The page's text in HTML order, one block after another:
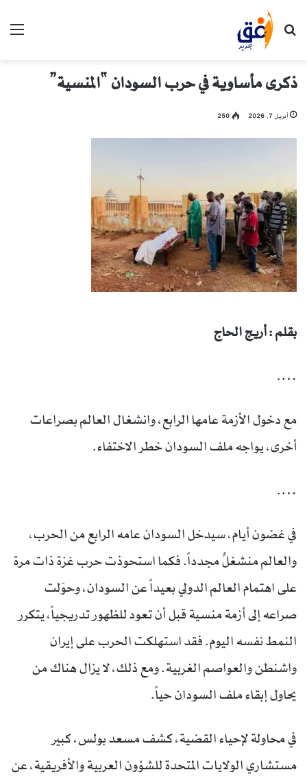
بحث عن
ذكرى مأساوية في حرب السودان “المنسية”
أبريل 7, 2026 250
بقلم : أريج الحاج
….
مع دخول الأزمة عامها الرابع، وانشغال العالم بصراعات
أخرى، يواجه ملف السودان خطر الاختفاء.
….
في غضون أيام، سيدخل السودان عامه الرابع من الحرب،
والعالم منشغلٌ مجدداً. فكما استحوذت حرب غزة ذات مرة
على اهتمام العالم الدولي بعيداً عن السودان، وحوّلت
صراعه إلى أزمة منسية قبل أن تعود للظهور تدريجياً، يتكرر
النمط نفسه اليوم. فقد استهلكت الحرب على إيران
واشنطن والعواصم الغربية. ومع ذلك، لا يزال هناك من
يحاول إبقاء ملف السودان حياً.
في محاولة لإحياء القضية، كشف مسعد بولس، كبير
مستشاري الولايات المتحدة للشؤون العربية والأفريقية، عن